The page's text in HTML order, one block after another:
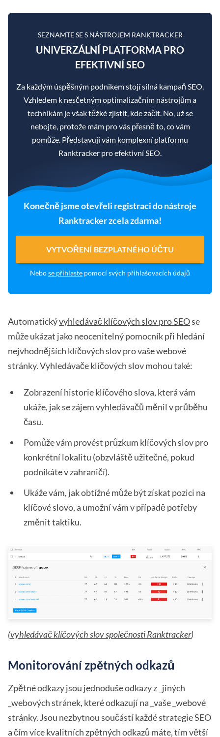
SEZNAMTE SE S NÁSTROJEM RANKTRACKER
UNIVERZÁLNÍ PLATFORMA PRO
EFEKTIVNÍ SEO
Za každým úspěšným podnikem stojí silná kampaň SEO.
Vzhledem k nesčetným optimalizačním nástrojům a
technikám je však těžké zjistit, kde začít. No, už se
nebojte, protože mám pro vás přesně to, co vám
pomůže. Představuji vám komplexní platformu
Ranktracker pro efektivní SEO.
Konečně jsme otevřeli registraci do nástroje
Ranktracker zcela zdarma!
VYTVOŘENÍ BEZPLATNÉHO ÚČTU
Nebose přihlaste pomocí svých přihlašovacích údajů
Automatickývyhledávač klíčových slov pro SEOse
může ukázat jako neocenitelný pomocník při hledání
nejvhodnějších klíčových slov pro vaše webové
stránky. Vyhledávače klíčových slov mohou také:
Zobrazení historie klíčového slova, která vám
ukáže, jak se zájem vyhledávačů měnil v průběhu
času.
Pomůže vám provést průzkum klíčových slov pro
konkrétní lokalitu (obzvláště užitečné, pokud
podnikáte v zahraničí).
Ukáže vám, jak obtížné může být získat pozici na
klíčové slovo, a umožní vám v případě potřeby
změnit taktiku.
(vyhledávač klíčových slov společnosti Ranktracker)
Monitorování zpětných odkazů
Zpětné odkazyjsou jednoduše odkazy z _jiných
_webových stránek, které odkazují na _vaše _webové
stránky. Jsou nezbytnou součástí každé strategie SEO
a čím více kvalitních zpětných odkazů máte, tím větší